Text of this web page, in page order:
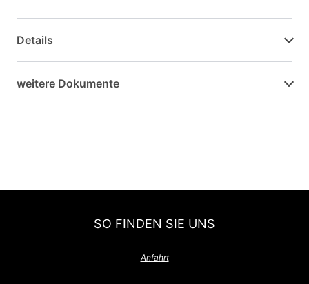
Details
weitere Dokumente
SO FINDEN SIE UNS
Anfahrt